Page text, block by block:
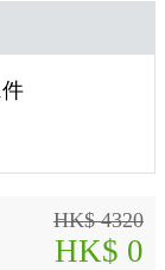
件
HK$ 4320
HK$ 0